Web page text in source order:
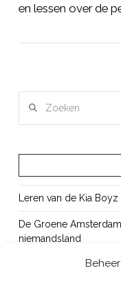
en lessen over de
Leren van de Kia Boyz
De Groene
niemandsland
Cursus Wapens op